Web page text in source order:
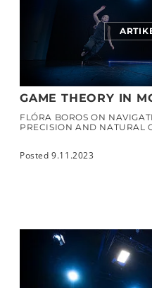
GAME THEORY IN
FLÓRA BOROS ON
PRECISION AND NATURAL
Posted 9.11.2023